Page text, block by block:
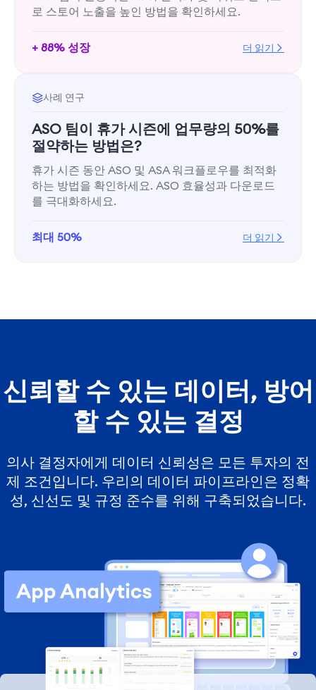
로 스토어 노출을 높인 방법을 확인하세요.
+ 88% 성장 더 읽기
사례 연구
ASO 팀이 휴가 시즌에 업무량의 50%를
절약하는 방법은?
휴가 시즌 동안 ASO 및 ASA 워크플로우를 최적화
하는 방법을 확인하세요. ASO 효율성과 다운로드
를 극대화하세요.
최대 50% 더 읽기
신뢰할 수 있는 데이터, 방어
할 수 있는 결정
의사 결정자에게 데이터 신뢰성은 모든 투자의 전
제 조건입니다. 우리의 데이터 파이프라인은 정확
성, 신선도 및 규정 준수를 위해 구축되었습니다.